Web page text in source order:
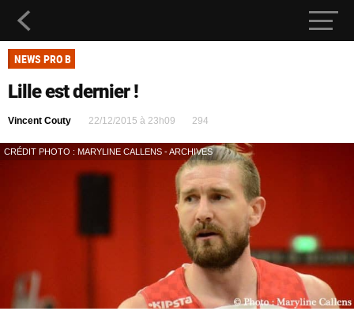
NEWS PRO B
Lille est dernier !
Vincent Couty 22/12/2015 à 23h09 294
CRÉDIT PHOTO : MARYLINE CALLENS - ARCHIVES